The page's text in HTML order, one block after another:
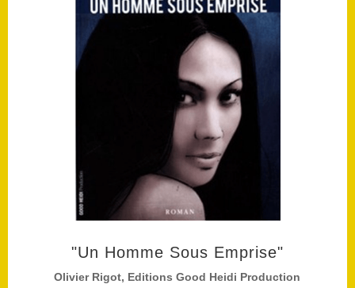
"Un Homme Sous Emprise"
Olivier Rigot, Editions Good Heidi Production